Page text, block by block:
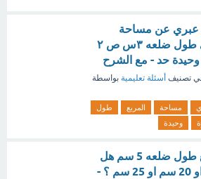
عن مساحة
المربع الذي طول ضلعه ٣س ص ٢
حد - مع الشرح
تصنيف أسئلة تعليمية بواسطة
مساحة المربع
طول
وحيدة
محيط مربع طول ضلعه 5 سم هل
هو 15 سم او 20 سم او 25 سم ؟ -